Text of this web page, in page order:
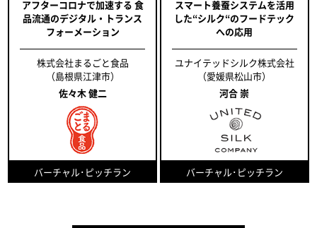
アフターコロナで加速する 食
品流通のデジタル・トランス
フォーメーション
株式会社まるごと食品
（島根県江津市）
佐々木 健二
バーチャル･ピッチラン
スマート養蚕システムを活用
した“シルク“のフードテック
への応用
ユナイテッドシルク株式会社
（愛媛県松山市）
河合 崇
バーチャル･ピッチラン